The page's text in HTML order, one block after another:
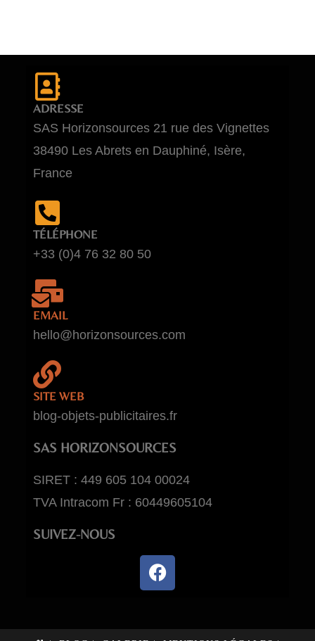
ADRESSE
SAS Horizonsources 21 rue des Vignettes
38490 Les Abrets en Dauphiné, Isère,
France
TÉLÉPHONE
+33 (0)4 76 32 80 50
EMAIL
hello@horizonsources.com
SITE WEB
blog-objets-publicitaires.fr
SAS HORIZONSOURCES
SIRET : 449 605 104 00024
TVA Intracom Fr : 60449605104
SUIVEZ-NOUS